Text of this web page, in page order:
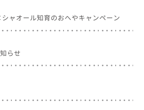
ャオール知育のおへやキャンペーン
らせ